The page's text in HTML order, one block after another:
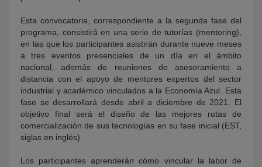
Esta convocatoria, correspondiente a la segunda fase del
programa, consistirá en una serie de tutorías (mentoring),
en las que los participantes asistirán durante nueve meses
a tres eventos presenciales de un día en el ámbito
nacional, además de reuniones de asesoramiento a
distancia con el apoyo de mentores expertos del sector
industrial y académico vinculados a la Economía Azul. Esta
fase se desarrollará desde abril a diciembre de 2021. El
objetivo final será el diseño de las mejores rutas de
comercialización de sus tecnologías en su fase inicial (EST,
siglas en inglés).
Los participantes aprenderán cómo vincular la labor de